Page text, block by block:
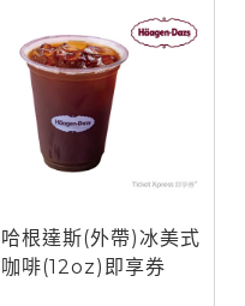
哈根達斯(外帶)冰美式
咖啡(12oz)即享券